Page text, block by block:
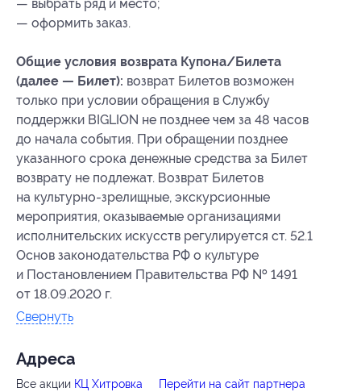
— выбрать ряд и место;
— оформить заказ.
Общие условия возврата Купона/Билета
(далее — Билет): возврат Билетов возможен
только при условии обращения в Службу
поддержки BIGLION не позднее чем за 48 часов
до начала события. При обращении позднее
указанного срока денежные средства за Билет
возврату не подлежат. Возврат Билетов
на культурно-зрелищные, экскурсионные
мероприятия, оказываемые организациями
исполнительских искусств регулируется ст. 52.1
Основ законодательства РФ о культуре
и Постановлением Правительства РФ № 1491
от 18.09.2020 г.
Свернуть
Адресa
Все акции КЦ Хитровка
Перейти на сайт партнера